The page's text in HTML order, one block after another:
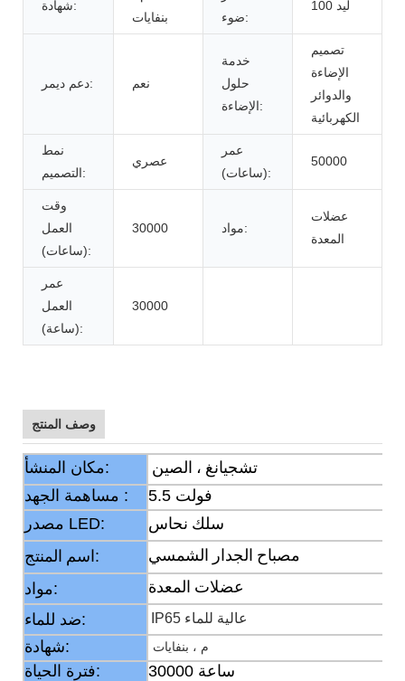
شهادة:
بنفايات
ضوء:
100 ليد
دعم ديمر: نعم
خدمة
حلول
الإضاءة:
تصميم
الإضاءة
والدوائر
الكهربائية
نمط
التصميم:
عصري
عمر
(ساعات):
50000
وقت
العمل
(ساعات):
30000 مواد:
عضلات
المعدة
عمر
العمل
(ساعة):
30000
وصف المنتج
مكان المنشأ: تشجيانغ ، الصين
مساهمة الجهد :
5.5 فولت
مصدر LED:
سلك نحاس
اسم المنتج: مصباح الجدار الشمسي
مواد: عضلات المعدة
ضد للماء: IP65 عالية للماء
شهادة: م ، بنفايات
فترة الحياة:
30000 ساعة